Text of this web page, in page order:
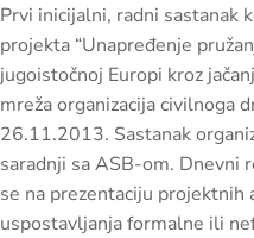
Prvi inicijalni, radni sastanak
projekta “Unapređenje
jugoistočnoj Europi kroz
mreža organizacija civilnoga
26.11.2013. Sastanak
saradnji sa ASB-om. Dnevni
se na prezentaciju
uspostavljanja formalne ili